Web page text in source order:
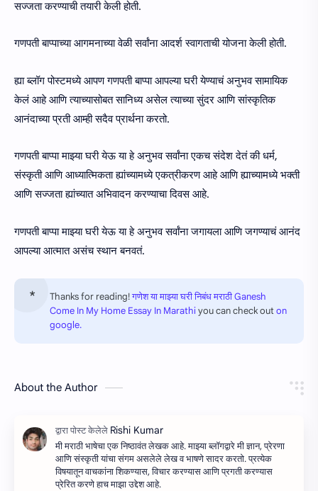
सज्जता करण्याची तयारी केली होती.
गणपती बाप्पाच्या आगमनाच्या वेळी सर्वांना आदर्श स्वागताची योजना केली होती.
ह्या ब्लॉग पोस्टमध्ये आपण गणपती बाप्पा आपल्या घरी येण्याचं अनुभव सामायिक
केलं आहे आणि त्याच्यासोबत सानिध्य असेल त्याच्या सुंदर आणि सांस्कृतिक
आनंदाच्या प्रती आम्ही सदैव प्रार्थना करतो.
गणपती बाप्पा माझ्या घरी येऊ या हे अनुभव सर्वांना एकच संदेश देतं की धर्म,
संस्कृती आणि आध्यात्मिकता ह्यांच्यामध्ये एकत्रीकरण आहे आणि ह्याच्यामध्ये भक्ती
आणि सज्जता ह्यांच्यात अभिवादन करण्याचा दिवस आहे.
गणपती बाप्पा माझ्या घरी येऊ या हे अनुभव सर्वांना जगायला आणि जगण्याचं आनंद
आपल्या आत्मात असंच स्थान बनवतं.
Thanks for reading!गणेश या माझ्या घरी निबंध मराठी Ganesh
Come In My Home Essay In Marathiyou can check outon
google.
About the Author
मी मराठी भाषेचा एक निष्ठावंत लेखक आहे. माझ्या ब्लॉगद्वारे मी ज्ञान, प्रेरणा
आणि संस्कृती यांचा संगम असलेले लेख व भाषणे सादर करतो. प्रत्येक
विषयातून वाचकांना शिकण्यास, विचार करण्यास आणि प्रगती करण्यास
प्रेरित करणे हाच माझा उद्देश आहे.